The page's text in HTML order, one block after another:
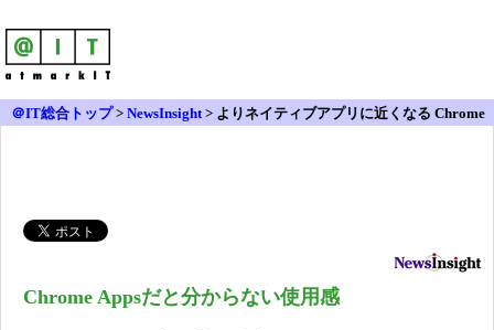
＠IT総合トップ> NewsInsight> よりネイティブアプリに近くなる Chrome
Chrome Appsだと分からない使用感